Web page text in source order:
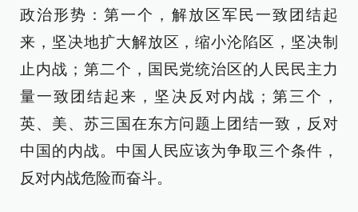
政治形势：第一个，解放区军民一致团结起
来，坚决地扩大解放区，缩小沦陷区，坚决制
止内战；第二个，国民党统治区的人民民主力
量一致团结起来，坚决反对内战；第三个，
英、美、苏三国在东方问题上团结一致，反对
中国的内战。中国人民应该为争取三个条件，
反对内战危险而奋斗。